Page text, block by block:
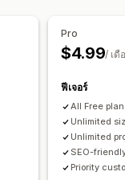
Pro
$4.99/ เดื
ฟีเจอร์
All Free
Unlimited
Unlimited
SEO-
Priority